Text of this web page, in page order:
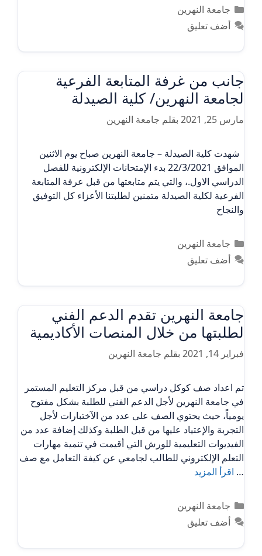
التصنيفات
جامعة النهرين
أضف تعليق
جانب من غرفة المتابعة الفرعية
لجامعة النهرين/ كلية الصيدلة
مارس 25, 2021 بقلم جامعة النهرين
شهدت كلية الصيدلة – جامعة النهرين صباح يوم الاثنين
الموافق 22/3/2021 بدء الإمتحانات الإلكترونية للفصل
الدراسي الاول.، والتي يتم متابعتها من قبل عرفة المتابعة
الفرعية لكلية الصيدلة متمنين لطلبتنا الأعزاء كل التوفيق
والنجاح
التصنيفات
جامعة النهرين
أضف تعليق
جامعة النهرين تقدم الدعم الفني
لطلبتها من خلال المنصات الأكاديمية
فبراير 14, 2021 بقلم جامعة النهرين
تم اعداد صف كوكل دراسي من قبل مركز التعليم المستمر
في جامعة النهرين لأجل الدعم الفني للطلبة بشكل مفتوح
يومياً، حيث يحتوي الصف على عدد من الآختبارات لأجل
التجربة والإعتياد عليها من قبل الطلبة وكذلك إضافة عدد من
الفيديوات التعليمية للورش التي أقيمت في تنمية مهارات
التعلم الإلكتروني للطالب لجامعي عن كيفة التعامل مع صف
… اقرأ المزيد
التصنيفات
جامعة النهرين
أضف تعليق